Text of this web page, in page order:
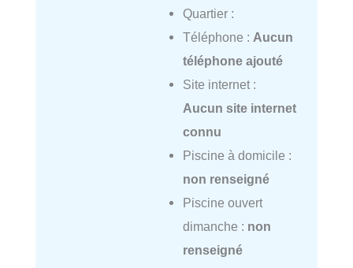
Quartier :
Téléphone : Aucun
téléphone ajouté
Site internet :
Aucun site internet
connu
Piscine à domicile :
non renseigné
Piscine ouvert
dimanche : non
renseigné